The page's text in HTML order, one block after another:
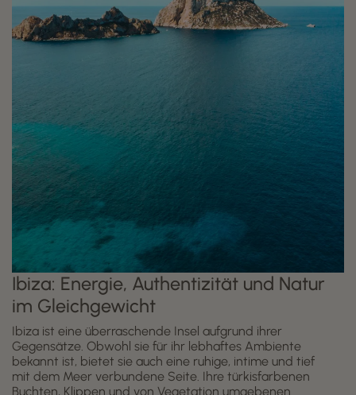
Ibiza: Energie, Authentizität und Natur
im Gleichgewicht
Ibiza ist eine überraschende Insel aufgrund ihrer
Gegensätze. Obwohl sie für ihr lebhaftes Ambiente
bekannt ist, bietet sie auch eine ruhige, intime und tief
mit dem Meer verbundene Seite. Ihre türkisfarbenen
Buchten, Klippen und von Vegetation umgebenen